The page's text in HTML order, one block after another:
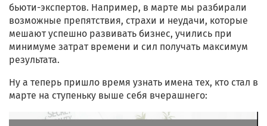
бьюти-экспертов. Например, в марте мы разбирали
возможные препятствия, страхи и неудачи, которые
мешают успешно развивать бизнес, учились при
минимуме затрат времени и сил получать максимум
результата.
Ну а теперь пришло время узнать имена тех, кто стал в
марте на ступеньку выше себя вчерашнего: